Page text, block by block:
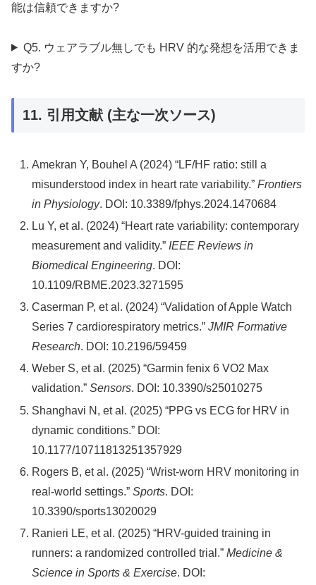
能は信頼できますか?
Q5. ウェアラブル無しでも HRV 的な発想を活用できま
すか?
11. 引用文献 (主な一次ソース)
Amekran Y, Bouhel A (2024) “LF/HF ratio: still a
misunderstood index in heart rate variability.”Frontiers
in Physiology. DOI: 10.3389/fphys.2024.1470684
Lu Y, et al. (2024) “Heart rate variability: contemporary
measurement and validity.” IEEE Reviews in
Biomedical Engineering. DOI:
10.1109/RBME.2023.3271595
Caserman P, et al. (2024) “Validation of Apple Watch
Series 7 cardiorespiratory metrics.”JMIR Formative
Research. DOI: 10.2196/59459
Weber S, et al. (2025) “Garmin fenix 6 VO2 Max
validation.”Sensors. DOI: 10.3390/s25010275
Shanghavi N, et al. (2025) “PPG vs ECG for HRV in
dynamic conditions.” DOI:
10.1177/10711813251357929
Rogers B, et al. (2025) “Wrist-worn HRV monitoring in
real-world settings.”Sports. DOI:
10.3390/sports13020029
Ranieri LE, et al. (2025) “HRV-guided training in
runners: a randomized controlled trial.”Medicine &
Science in Sports & Exercise. DOI: